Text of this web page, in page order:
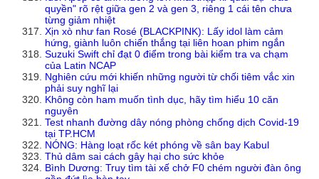
quyền" rõ rệt giữa gen 2 và gen 3, riêng 1 cái tên chưa
từng giảm nhiệt
Xịn xò như fan Rosé (BLACKPINK): Lấy idol làm cảm
hứng, giành luôn chiến thắng tại liên hoan phim ngắn
Suzuki Swift chỉ đạt 0 điểm trong bài kiểm tra va chạm
của Latin NCAP
Nghiên cứu mới khiến những người từ chối tiêm vắc xin
phải suy nghĩ lại
Không còn ham muốn tình dục, hãy tìm hiểu 10 căn
nguyên
Test nhanh đường dây nóng phòng chống dịch Covid-19
tại TP.HCM
NÓNG: Hàng loạt rốc két phóng về sân bay Kabul
Thủ dâm sai cách gây hại cho sức khỏe
Bình Dương: Truy tìm tài xế chở F0 chém người đàn ông